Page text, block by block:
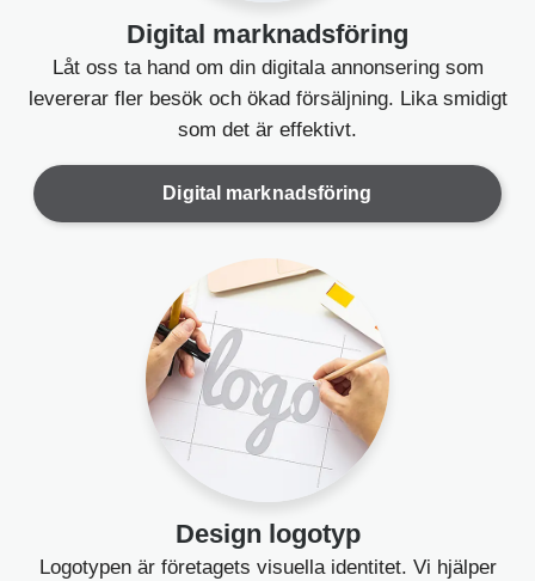
Digital marknadsföring
Låt oss ta hand om din digitala annonsering som
levererar fler besök och ökad försäljning. Lika smidigt
som det är effektivt.
Digital marknadsföring
Design logotyp
Logotypen är företagets visuella identitet. Vi hjälper